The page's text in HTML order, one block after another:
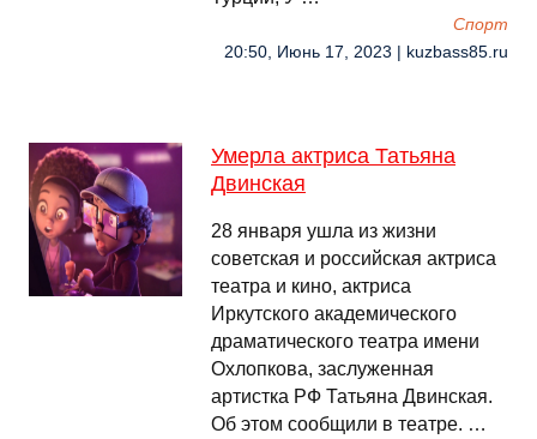
Спорт
20:50, Июнь 17, 2023 | kuzbass85.ru
Умерла актриса Татьяна
Двинская
28 января ушла из жизни
советская и российская актриса
театра и кино, актриса
Иркутского академического
драматического театра имени
Охлопкова, заслуженная
артистка РФ Татьяна Двинская.
Об этом сообщили в театре. …